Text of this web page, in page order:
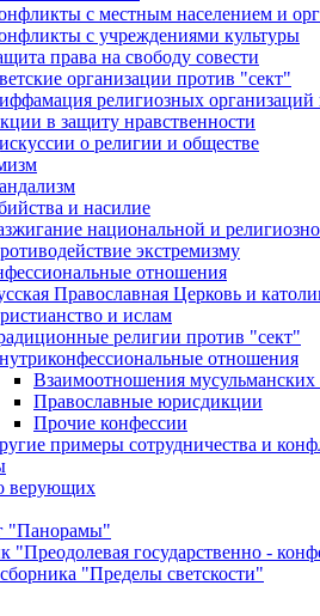
с местным населением и
с учреждениями культуры
права на свободу совести
организации против "сект"
религиозных
в защиту нравственности
о религии и обществе
и насилие
национальной и
экстремизму
отношения
Православная Церковь и
и ислам
религии против "сект"
отношения
Взаимоотношения мусульманских
Православные юрисдикции
Прочие конфессии
примеры сотрудничества и
верующих
"Панорамы"
"Преодолевая государственно -
"Пределы светскости"